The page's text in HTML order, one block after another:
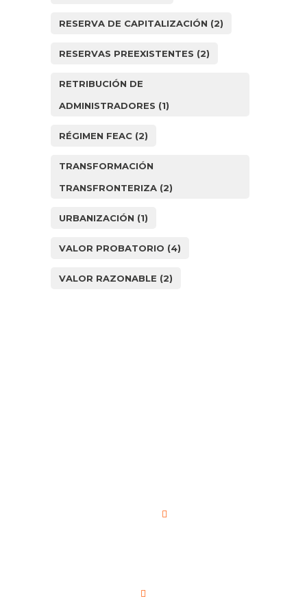
RESERVA DE CAPITALIZACIÓN (2)
RESERVAS PREEXISTENTES (2)
RETRIBUCIÓN DE
ADMINISTRADORES (1)
RÉGIMEN FEAC (2)
TRANSFORMACIÓN
TRANSFRONTERIZA (2)
URBANIZACIÓN (1)
VALOR PROBATORIO (4)
VALOR RAZONABLE (2)